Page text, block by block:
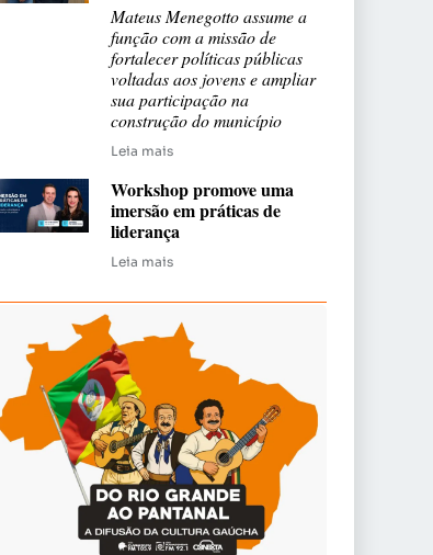
Mateus Menegotto assume a
função com a missão de
fortalecer políticas públicas
voltadas aos jovens e ampliar
sua participação na
construção do município
Leia mais
Workshop promove uma
imersão em práticas de
liderança
Leia mais